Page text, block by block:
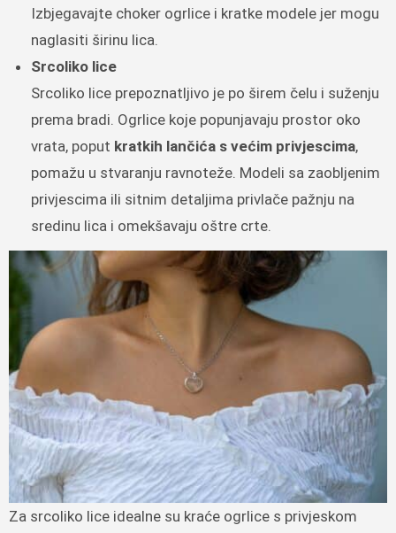
Izbjegavajte choker ogrlice i kratke modele jer mogu
naglasiti širinu lica.
Srcoliko lice
Srcoliko lice prepoznatljivo je po širem čelu i suženju
prema bradi. Ogrlice koje popunjavaju prostor oko
vrata, poput kratkih lančića s većim privjescima,
pomažu u stvaranju ravnoteže. Modeli sa zaobljenim
privjescima ili sitnim detaljima privlače pažnju na
sredinu lica i omekšavaju oštre crte.
Za srcoliko lice idealne su kraće ogrlice s privjeskom